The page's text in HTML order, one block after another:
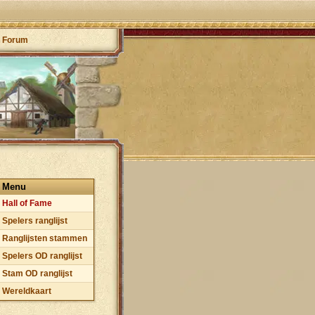
Forum
Menu
Hall of Fame
Spelers ranglijst
Ranglijsten stammen
Spelers OD ranglijst
Stam OD ranglijst
Wereldkaart